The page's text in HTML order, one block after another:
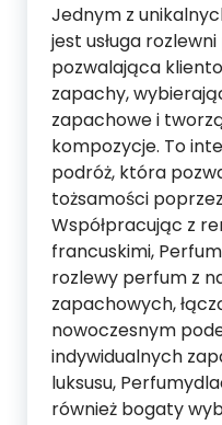
Jednym z
jest usługa
pozwalająca
zapachy,
zapachowe i
kompozycje. To
podróż, która
tożsamości
Współpracując z
francuskimi,
rozlewy perfum z
zapachowych,
nowoczesnym
indywidualnych
luksusu,
również bogaty